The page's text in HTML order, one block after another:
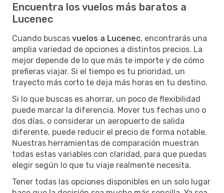
Encuentra los vuelos más baratos a
Lucenec
Cuando buscas vuelos a Lucenec, encontrarás una
amplia variedad de opciones a distintos precios. La
mejor depende de lo que más te importe y de cómo
prefieras viajar. Si el tiempo es tu prioridad, un
trayecto más corto te deja más horas en tu destino.
Si lo que buscas es ahorrar, un poco de flexibilidad
puede marcar la diferencia. Mover tus fechas uno o
dos días, o considerar un aeropuerto de salida
diferente, puede reducir el precio de forma notable.
Nuestras herramientas de comparación muestran
todas estas variables con claridad, para que puedas
elegir según lo que tu viaje realmente necesita.
Tener todas las opciones disponibles en un solo lugar